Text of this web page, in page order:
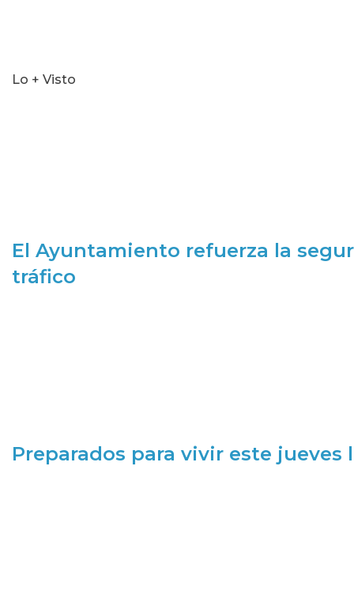
Lo + Visto
El Ayuntamiento refuerza la
tráfico
Preparados para vivir este jueves